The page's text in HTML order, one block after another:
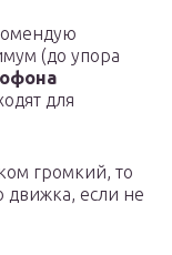
(до упора
для
громкий, то
движка, если не